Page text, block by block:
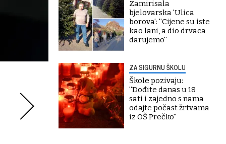
Zamirisala
bjelovarska 'Ulica
borova': ''Cijene su iste
kao lani, a dio drvaca
darujemo''
ZA SIGURNU ŠKOLU
Škole pozivaju:
''Dođite danas u 18
sati i zajedno s nama
odajte počast žrtvama
iz OŠ Prečko''